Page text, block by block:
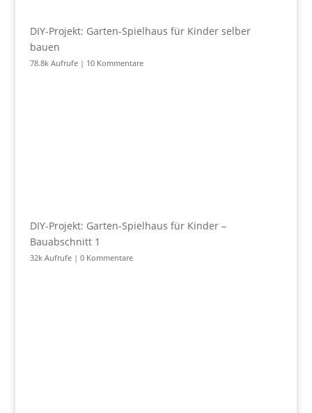
DIY-Projekt: Garten-Spielhaus für Kinder selber
bauen
78.8k Aufrufe| 10 Kommentare
DIY-Projekt: Garten-Spielhaus für Kinder –
Bauabschnitt 1
32k Aufrufe| 0 Kommentare